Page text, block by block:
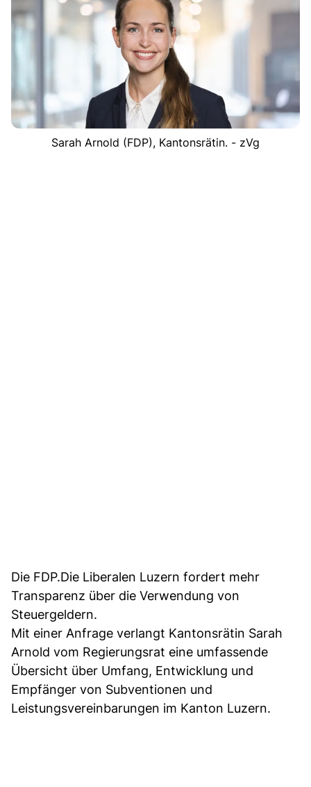
Sarah Arnold (FDP), Kantonsrätin. - zVg
Die FDP.Die Liberalen Luzern fordert mehr
Transparenz über die Verwendung von
Steuergeldern.
Mit einer Anfrage verlangt Kantonsrätin Sarah
Arnold vom Regierungsrat eine umfassende
Übersicht über Umfang, Entwicklung und
Empfänger von Subventionen und
Leistungsvereinbarungen im Kanton Luzern.